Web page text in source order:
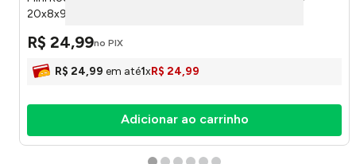
20x8x97cm LM3995MO - honeyhome
R$ 24,99no PIX
R$ 24,99 em até1xR$ 24,99
Adicionar ao carrinho